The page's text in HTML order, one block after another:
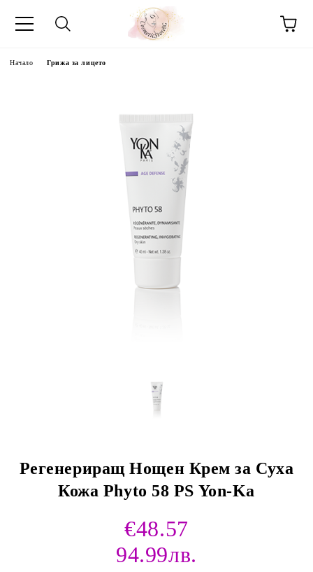
Начало Грижа за лицето
Регенериращ Нощен Крем за Суха
Кожа Phyto 58 PS Yon-Ka
€48.57
94.99лв.